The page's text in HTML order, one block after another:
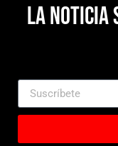
La noticia